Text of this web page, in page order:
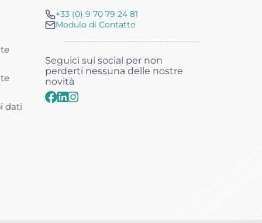
dati
+33 (0) 9 70 79 24 81
Modulo di Contatto
Seguici sui social per non
perderti nessuna delle nostre
novità